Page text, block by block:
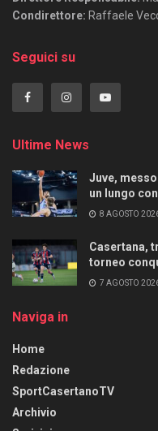
Condirettore: Raffaele
Seguici su
Ultime News
Juve,
un lungo
8 AGOSTO
Casertana,
torneo
7 AGOSTO
Naviga in
Home
Redazione
SportCasertanoTV
Archivio